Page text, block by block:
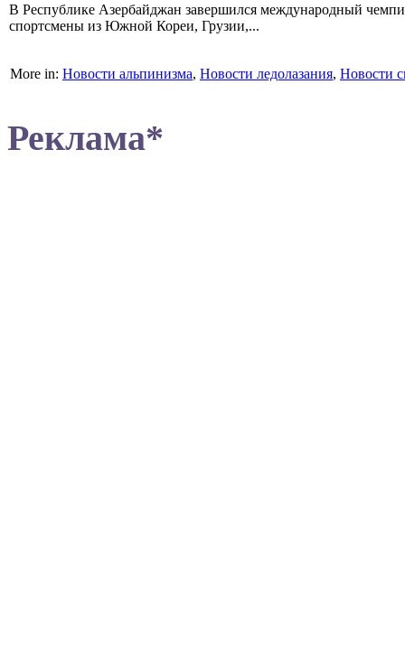
В Республике Азербайджан завершился международный
спортсмены из Южной Кореи, Грузии,...
More in: Новости альпинизма, Новости ледолазания, Новости
Реклама*